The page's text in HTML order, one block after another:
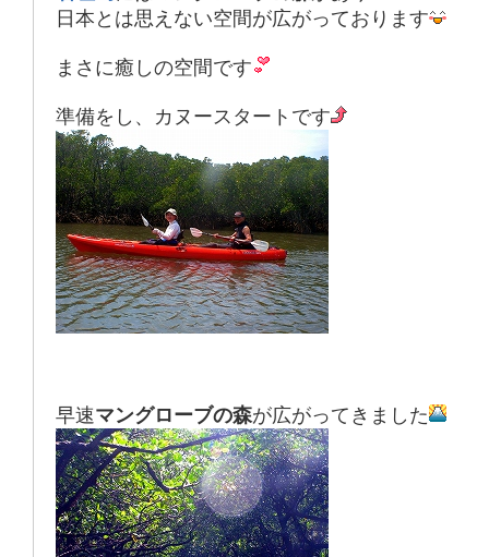
日本とは思えない空間が広がっております
まさに癒しの空間です
準備をし、カヌースタートです
早速マングローブの森が広がってきました